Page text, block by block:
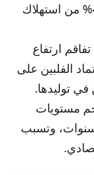
الشمسية تمثل أقل من 4% من استهلاك
ارتفاع
الفلبين على
في توليدها.
مستويات
وتسبب